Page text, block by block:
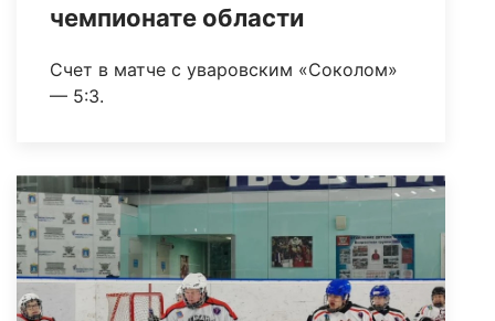
чемпионате области
Счет в матче с уваровским «Соколом»
— 5:3.